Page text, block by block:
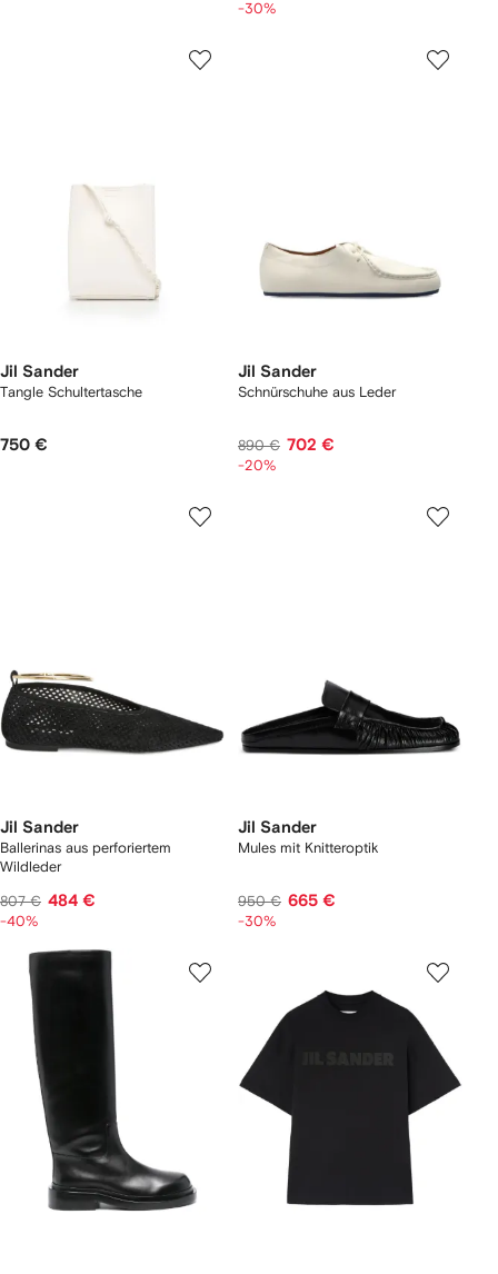
-30%
Jil Sander
Tangle Schultertasche
750 €
Jil Sander
Schnürschuhe aus Leder
890 € 702 €
-20%
Jil Sander
Ballerinas aus perforiertem
Wildleder
807 € 484 €
-40%
Jil Sander
Mules mit Knitteroptik
950 € 665 €
-30%